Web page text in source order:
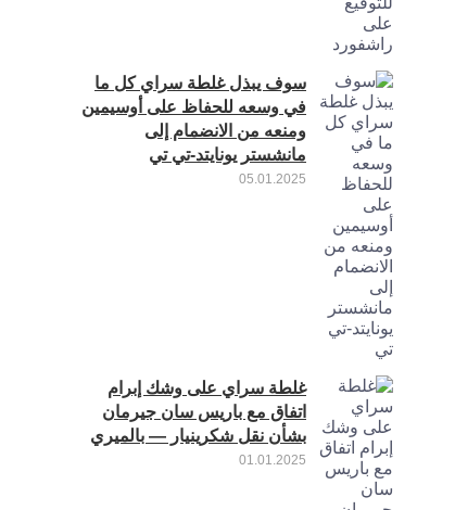
سوف يبذل غلطة سراي كل ما
في وسعه للحفاظ على أوسيمين
ومنعه من الانضمام إلى
مانشستر يونايتد-تي تي
05.01.2025
غلطة سراي على وشك إبرام
اتفاق مع باريس سان جيرمان
بشأن نقل شكرينيار — بالميري
01.01.2025